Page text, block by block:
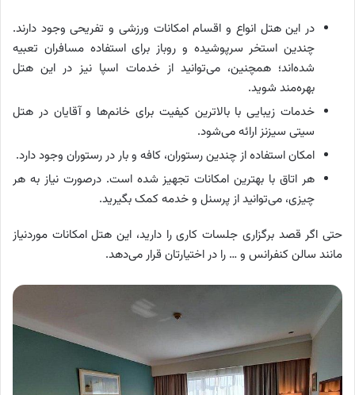
در این هتل انواع و اقسام امکانات ورزشی و تفریحی وجود دارند.
چندین استخر سرپوشیده و روباز برای استفاده مسافران تعبیه
شده‌اند؛ همچنین، می‌توانید از خدمات اسپا نیز در این هتل
بهره‌مند شوید.
خدمات زیبایی با بالاترین کیفیت برای خانم‌ها و آقایان در هتل
سیتی سیزنز ارائه می‌شود.
امکان استفاده از چندین رستوران، کافه و بار در رستوران وجود دارد.
هر اتاق با بهترین امکانات تجهیز شده است. درصورت نیاز به هر
چیزی، می‌توانید از پرسنل و خدمه کمک بگیرید.
حتی اگر قصد برگزاری جلسات کاری را دارید، این هتل امکانات موردنیاز
مانند سالن کنفرانس و … را در اختیارتان قرار می‌دهد.